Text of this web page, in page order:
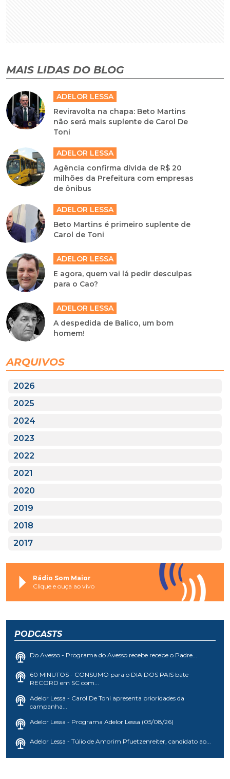
MAIS LIDAS DO BLOG
ADELOR LESSA
Reviravolta na chapa: Beto Martins
não será mais suplente de Carol De
Toni
ADELOR LESSA
Agência confirma dívida de R$ 20
milhões da Prefeitura com empresas
de ônibus
ADELOR LESSA
Beto Martins é primeiro suplente de
Carol de Toni
ADELOR LESSA
E agora, quem vai lá pedir desculpas
para o Cao?
ADELOR LESSA
A despedida de Balico, um bom
homem!
ARQUIVOS
2026
2025
2024
2023
2022
2021
2020
2019
2018
2017
Rádio Som Maior
Clique e ouça ao vivo
PODCASTS
Do Avesso - Programa do Avesso recebe recebe o Padre...
60 MINUTOS - CONSUMO para o DIA DOS PAIS bate
RECORD em SC com...
Adelor Lessa - Carol De Toni apresenta prioridades da
campanha...
Adelor Lessa - Programa Adelor Lessa (05/08/26)
Adelor Lessa - Túlio de Amorim Pfuetzenreiter, candidato ao...